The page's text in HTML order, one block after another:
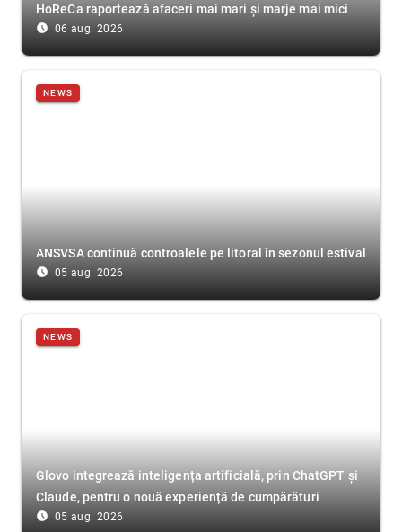
HoReCa raportează afaceri mai mari și marje mai mici
access_time_filled 06 aug. 2026
NEWS
ANSVSA continuă controalele pe litoral în sezonul estival
access_time_filled 05 aug. 2026
NEWS
Glovo integrează inteligența artificială, prin ChatGPT și
Claude, pentru o nouă experiență de cumpărături
access_time_filled 05 aug. 2026